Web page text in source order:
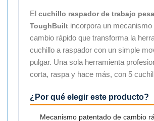
El cuchillo raspador de trabajo
ToughBuilt incorpora un mecanismo
cambio rápido que transforma la
cuchillo a raspador con un simple
pulgar. Una sola herramienta
corta, raspa y hace más, con 5
¿Por qué elegir este producto?
Mecanismo patentado de cambio